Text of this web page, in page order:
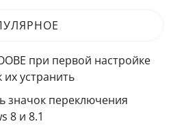
при первой настройке
их устранить
значок переключения
8 и 8.1